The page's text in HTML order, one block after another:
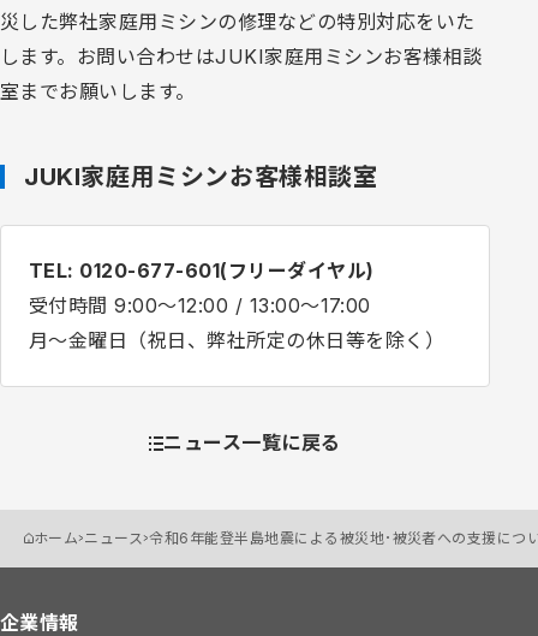
災した弊社家庭用ミシンの修理などの特別対応をいた
します。お問い合わせはJUKI家庭用ミシンお客様相談
室までお願いします。
JUKI家庭用ミシンお客様相談室
TEL: 0120-677-601(フリーダイヤル)
受付時間 9:00～12:00 / 13:00～17:00
月～金曜日（祝日、弊社所定の休日等を除く）
ニュース一覧に戻る
ホーム ニュース 令和6年能登半島地震による被災地･被災者への支援につ
企業情報